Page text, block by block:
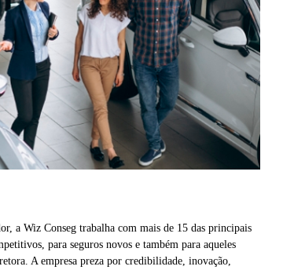
a Wiz Conseg trabalha com mais de 15 das principais
para seguros novos e também para aqueles
A empresa preza por credibilidade, inovação,